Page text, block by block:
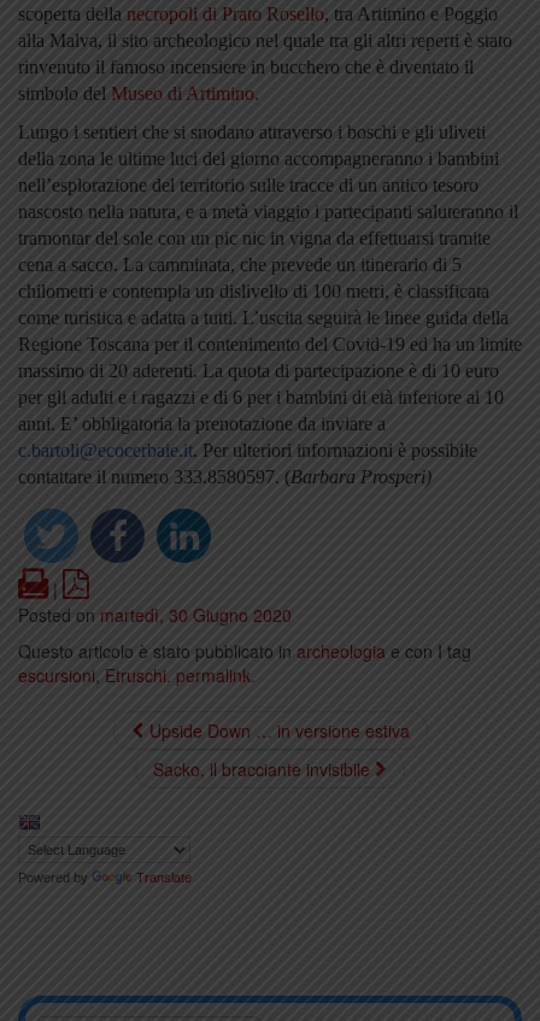
scoperta della necropoli di Prato Rosello, tra Artimino e Poggio
alla Malva, il sito archeologico nel quale tra gli altri reperti è stato
rinvenuto il famoso incensiere in bucchero che è diventato il
simbolo del Museo di Artimino.
Lungo i sentieri che si snodano attraverso i boschi e gli uliveti
della zona le ultime luci del giorno accompagneranno i bambini
nell’esplorazione del territorio sulle tracce di un antico tesoro
nascosto nella natura, e a metà viaggio i partecipanti saluteranno il
tramontar del sole con un pic nic in vigna da effettuarsi tramite
cena a sacco. La camminata, che prevede un itinerario di 5
chilometri e contempla un dislivello di 100 metri, è classificata
come turistica e adatta a tutti. L’uscita seguirà le linee guida della
Regione Toscana per il contenimento del Covid-19 ed ha un limite
massimo di 20 aderenti. La quota di partecipazione è di 10 euro
per gli adulti e i ragazzi e di 6 per i bambini di età inferiore ai 10
anni. E’ obbligatoria la prenotazione da inviare a
c.bartoli@ecocerbaie.it. Per ulteriori informazioni è possibile
contattare il numero 333.8580597. (Barbara Prosperi)
Print
|
Posted on martedì, 30 Giugno 2020
Questo articolo è stato pubblicato in archeologia e con I tag
escursioni, Etruschi. permalink.
Upside Down … in versione estiva
Sacko, il bracciante invisibile
Powered by Translate